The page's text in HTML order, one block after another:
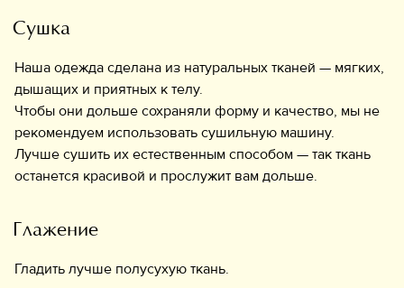
Сушка
Наша одежда сделана из натуральных тканей — мягких,
дышащих и приятных к телу.
Чтобы они дольше сохраняли форму и качество, мы не
рекомендуем использовать сушильную машину.
Лучше сушить их естественным способом — так ткань
останется красивой и прослужит вам дольше.
Глажение
Гладить лучше полусухую ткань.